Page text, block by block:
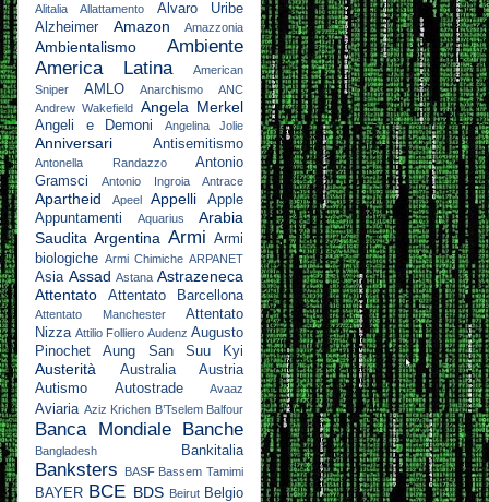
Alitalia Allattamento
Alvaro Uribe
Alzheimer
Amazon Amazzonia
Ambientalismo
Ambiente
America Latina
American
Sniper
AMLO Anarchismo
ANC
Andrew Wakefield Angela Merkel
Angeli e Demoni Angelina Jolie
Anniversari Antisemitismo
Antonella Randazzo
Antonio
Gramsci
Antonio Ingroia Antrace
Apartheid Apeel Appelli
Apple
Appuntamenti
Aquarius
Arabia
Saudita Argentina Armi Armi
biologiche Armi Chimiche ARPANET
Asia Assad Astana Astrazeneca
Attentato
Attentato Barcellona
Attentato Manchester
Attentato
Nizza Attilio Folliero Audenz Augusto
Pinochet
Aung San Suu Kyi
Austerità Australia
Austria
Autismo
Autostrade Avaaz
Aviaria Aziz Krichen B’Tselem Balfour
Banca Mondiale Banche
Bangladesh Bankitalia
Banksters BASF Bassem Tamimi
BAYER BCE BDS Beirut Belgio